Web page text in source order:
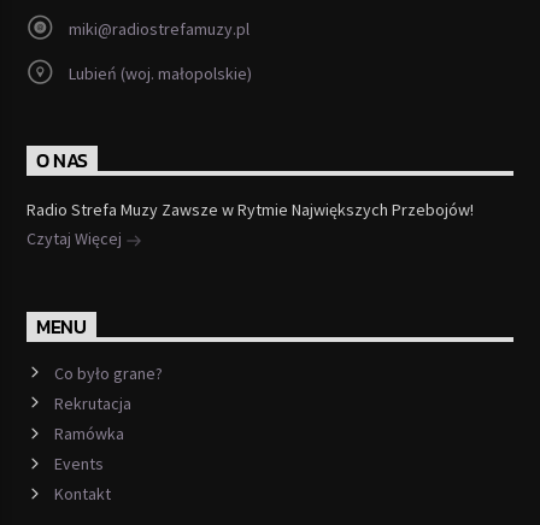
miki@radiostrefamuzy.pl
Lubień (woj. małopolskie)
O NAS
Radio Strefa Muzy Zawsze w Rytmie Największych Przebojów!
Czytaj Więcej
MENU
Co było grane?
Rekrutacja
Ramówka
Events
Kontakt